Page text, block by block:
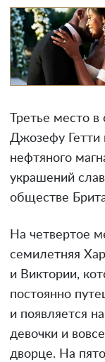
Третье место
Джозефу Гетти
нефтяного
украшений
обществе
На четвертое
семилетняя
и Виктории,
постоянно
и появляется
девочки и
дворце. На